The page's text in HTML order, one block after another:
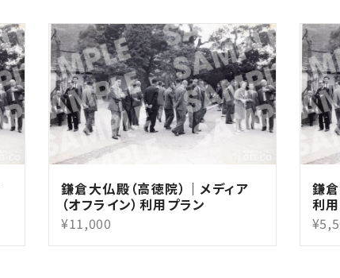
鎌倉大仏殿（高徳院）｜メディア
（オフライン）利用プラン
¥11,000
鎌
利